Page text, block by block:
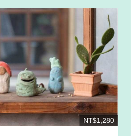
NT$1,280